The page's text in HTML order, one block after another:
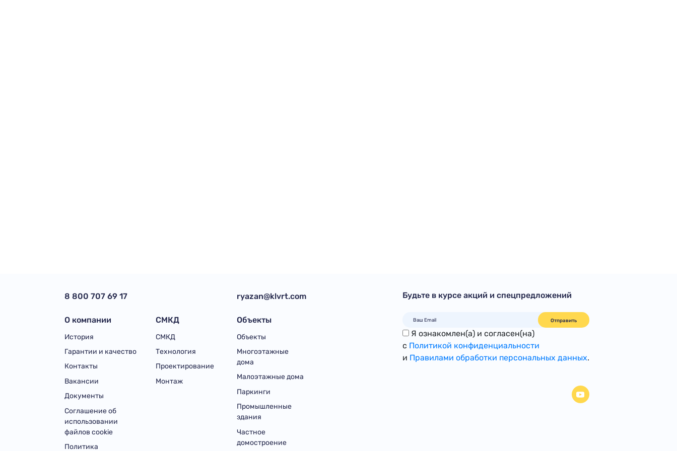
8 800 707 69 17
О компании
История
Гарантии и качество
Контакты
Вакансии
Документы
Соглашение об
использовании
файлов cookie
Политика
СМКД
СМКД
Технология
Проектирование
Монтаж
ryazan@klvrt.com
Объекты
Объекты
Многоэтажные
дома
Малоэтажные дома
Паркинги
Промышленные
здания
Частное
домостроение
Будьте в курсе акций и спецпредложений
Отправить
Я ознакомлен(а) и согласен(на)
с Политикой конфиденциальности
и Правилами обработки персональных данных.